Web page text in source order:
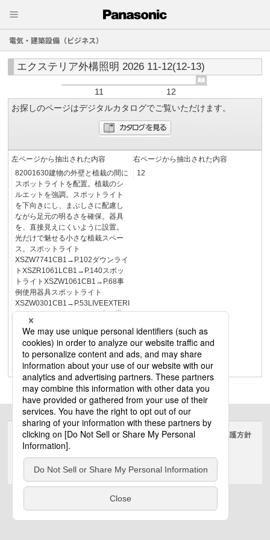
電気・建築設備（ビジネス）
エクステリア外構照明 2026 11-12(12-13)
11
12
お探しのページはデジタルカタログでご覧いただけます。
左ページから抽出された内容
82001630建物の外壁と植栽の間に
スポットライトを配置。植栽のシ
ルエットを強調。スポットライト
を下向きにし、まぶしさに配慮し
ながら足元の明るさを確保。器具
を、直接見えにくいように設置。
光だけで魅せる小さな植栽スペー
ス。スポットライト
XSZW7741CB1→P.102ダウンライ
トXSZR1061LCB1→P.140スポッ
トライトXSZW1061CB1→P.68事
例使用器具スポットライト
XSZW0301CB1→P.53LIVEEXTERI
ORcase02メリハリのある光で導
く。アプローチから玄関までメリ
ハリのある光で誘導。シンプルな
建築外観に合わせて、重心の低い
光で落ち着いたファサードを演出
します。11
右ページから抽出された内容
12
サイトのご利用にあたって クッキーポリシー 個人情報保護方針
電気・建築設備（ビジネス）
© Panasonic Electric Works Co., Ltd.